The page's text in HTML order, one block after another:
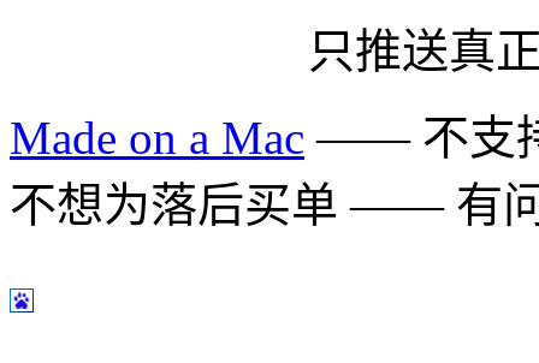
只推送真
Made on a Mac —— 不支
不想为落后买单 —— 有